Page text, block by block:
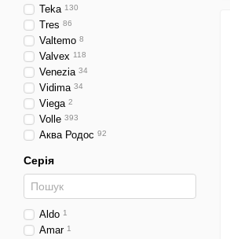
Teka 130
Tres 86
Valtemo 8
Valvex 118
Venezia 34
Vidima 34
Viega 2
Volle 393
Аква Родос 92
Серія
Aldo 1
Amar 1